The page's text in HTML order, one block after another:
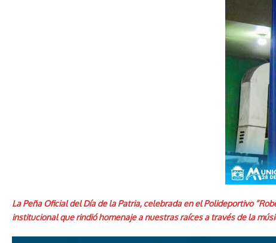
La Peña Oficial del Día de la Patria, celebrada en el Polideportivo
institucional que rindió homenaje a nuestras raíces a través de la